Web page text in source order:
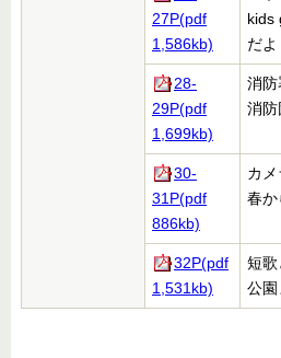
27P(pdf
1,586kb)
kids
だよ
28-
29P(pdf
1,699kb)
消防
消防
30-
31P(pdf
886kb)
カメ
春か
32P(pdf
1,531kb)
短歌
公園